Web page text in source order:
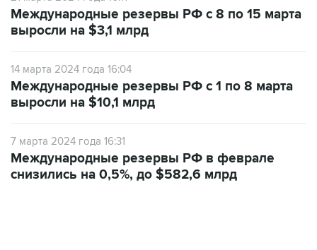
Международные резервы РФ с 8 по 15 марта
выросли на $3,1 млрд
14 марта 2024 года 16:04
Международные резервы РФ с 1 по 8 марта
выросли на $10,1 млрд
7 марта 2024 года 16:31
Международные резервы РФ в феврале
снизились на 0,5%, до $582,6 млрд